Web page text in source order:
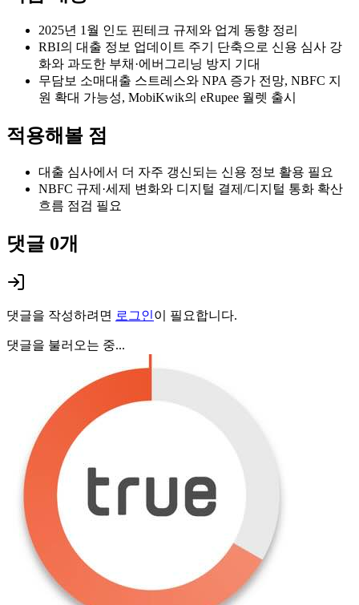
2025년 1월 인도 핀테크 규제와 업계 동향 정리
RBI의 대출 정보 업데이트 주기 단축으로 신용 심사 강
화와 과도한 부채·에버그리닝 방지 기대
무담보 소매대출 스트레스와 NPA 증가 전망, NBFC 지
원 확대 가능성, MobiKwik의 eRupee 월렛 출시
적용해볼 점
대출 심사에서 더 자주 갱신되는 신용 정보 활용 필요
NBFC 규제·세제 변화와 디지털 결제/디지털 통화 확산
흐름 점검 필요
댓글 0개
댓글을 작성하려면 로그인이 필요합니다.
댓글을 불러오는 중...